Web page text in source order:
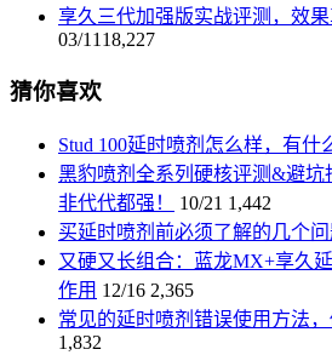
享久三代加强版实战评测，效果
03/11 18,227
猜你喜欢
Stud 100延时喷剂怎么样，有什
黑豹喷剂全系列硬核评测&避坑
非代代都强！
10/21 1,442
买延时喷剂前必须了解的几个问
又硬又长组合：蓝龙MX+享久
作用 12/16 2,365
常见的延时喷剂错误使用方法，
1,832